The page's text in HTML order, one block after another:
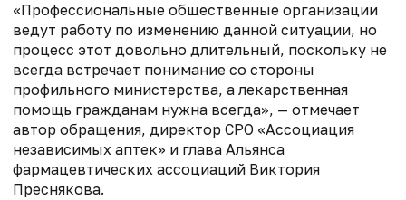
«Профессиональные общественные организации
ведут работу по изменению данной ситуации, но
процесс этот довольно длительный, поскольку не
всегда встречает понимание со стороны
профильного министерства, а лекарственная
помощь гражданам нужна всегда», — отмечает
автор обращения, директор СРО «Ассоциация
независимых аптек» и глава Альянса
фармацевтических ассоциаций Виктория
Преснякова.